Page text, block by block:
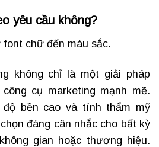
yêu cầu không?
chữ đến màu sắc.
không chỉ là một giải pháp
cụ marketing mạnh mẽ.
bền cao và tính thẩm mỹ
đáng cân nhắc cho bất kỳ
gian hoặc thương hiệu.